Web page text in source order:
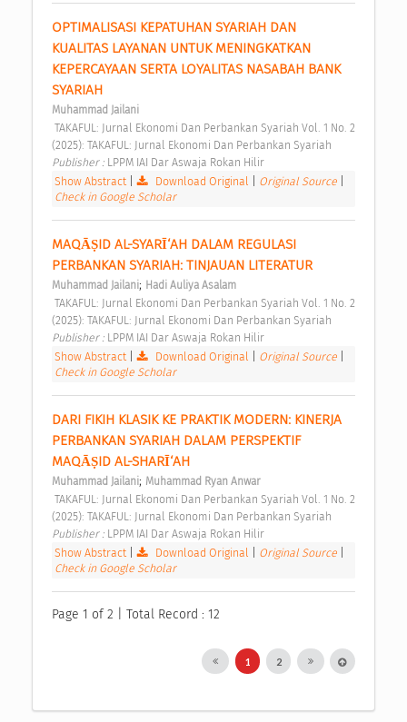
OPTIMALISASI KEPATUHAN SYARIAH DAN
KUALITAS LAYANAN UNTUK MENINGKATKAN
KEPERCAYAAN SERTA LOYALITAS NASABAH BANK
SYARIAH
Muhammad Jailani
(2025): TAKAFUL: Jurnal Ekonomi Dan Perbankan Syariah
Publisher : LPPM IAI Dar Aswaja Rokan Hilir
Show Abstract| Download Original Original Source
Check in Google Scholar
MAQĀṢID AL-SYARĪ‘AH DALAM REGULASI
PERBANKAN SYARIAH: TINJAUAN LITERATUR
Muhammad Jailani; Hadi Auliya Asalam
(2025): TAKAFUL: Jurnal Ekonomi Dan Perbankan Syariah
Publisher : LPPM IAI Dar Aswaja Rokan Hilir
Show Abstract| Download Original Original Source
Check in Google Scholar
DARI FIKIH KLASIK KE PRAKTIK MODERN: KINERJA
PERBANKAN SYARIAH DALAM PERSPEKTIF
MAQĀṢID AL-SHARĪ‘AH
Muhammad Jailani; Muhammad Ryan Anwar
(2025): TAKAFUL: Jurnal Ekonomi Dan Perbankan Syariah
Publisher : LPPM IAI Dar Aswaja Rokan Hilir
Show Abstract| Download Original Original Source
Check in Google Scholar
Page 1 of 2 | Total Record : 12
1 2